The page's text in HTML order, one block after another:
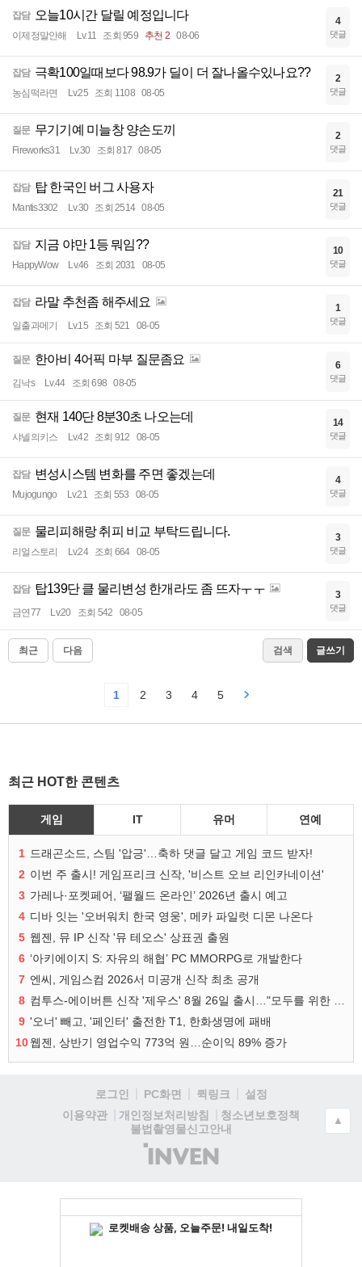
잡담 오늘10시간 달릴 예정입니다
이제정말안해 Lv.11 조회 959 추천 2 08-06
4
댓글
잡담 극확100일때보다 98.9가 딜이 더 잘나올수있나요??
농심떡라면 Lv.25 조회 1108 08-05
2
댓글
질문 무기기예 미늘창 양손도끼
Fireworks31 Lv.30 조회 817 08-05
2
댓글
잡담 탑 한국인 버그 사용자
Mantis3302 Lv.30 조회 2514 08-05
21
댓글
잡담 지금 야만 1등 뭐임??
HappyWow Lv.46 조회 2031 08-05
10
댓글
잡담 라말 추천좀 해주세요
일출과메기 Lv.15 조회 521 08-05
1
댓글
질문 한아비 4어픽 마부 질문좀요
김낙s Lv.44 조회 698 08-05
6
댓글
질문 현재 140단 8분30초 나오는데
샤넬의키스 Lv.42 조회 912 08-05
14
댓글
잡담 변성시스템 변화를 주면 좋겠는데
Mujogungo Lv.21 조회 553 08-05
4
댓글
질문 물리피해랑 취피 비교 부탁드립니다.
리얼스토리 Lv.24 조회 664 08-05
3
댓글
잡담 탑139단 클 물리변성 한개라도 좀 뜨자ㅜㅜ
금연77 Lv.20 조회 542 08-05
3
댓글
최근 다음 검색 글쓰기
1 2 3 4 5
최근 HOT한 콘텐츠
게임 IT 유머 연예
1 드래곤소드, 스팀 '압긍'…축하 댓글 달고 게임 코드 받자!
2 이번 주 출시! 게임프리크 신작, '비스트 오브 리인카네이션'
3 가레나·포켓페어, ‘팰월드 온라인’ 2026년 출시 예고
4 디바 잇는 '오버워치 한국 영웅', 메카 파일럿 디몬 나온다
5 웹젠, 뮤 IP 신작 '뮤 테오스' 상표권 출원
6 ‘아키에이지 S: 자유의 해협’ PC MMORPG로 개발한다
7 엔씨, 게임스컴 2026서 미공개 신작 최초 공개
8
9 '오너' 빼고, '페인터' 출전한 T1, 한화생명에 패배
10웹젠, 상반기 영업수익 773억 원…순이익 89% 증가
로그인 PC화면 퀵링크
설정
이용약관
개인정보처리방침
청소년보호정책
불법촬영물신고안내
(주)
인
▲